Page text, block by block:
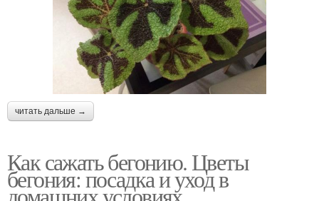
читать дальше →
Как сажать бегонию. Цветы
бегония: посадка и уход в